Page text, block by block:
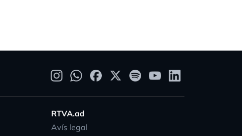
RTVA.ad
Avís legal